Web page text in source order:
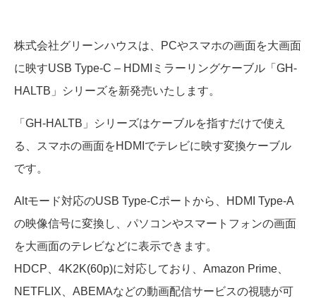
株式会社グリーンハウスは、PCやスマホの画面を大画面
に映すUSB Type-C – HDMIミラーリングケーブル 「GH-
HALTB」シリーズを新発売いたします。
「GH-HALTB」シリーズはケーブルを指すだけで使え
る、スマホの画面をHDMIでテレビに映す変換ケーブル
です。
Altモード対応のUSB Type-Cポートから、HDMI Type-A
の映像信号に変換し、 パソコンやスマートフォンの画面
を大画面のテレビなどに表示できます。
HDCP、4K2K(60p)に対応しており、Amazon Prime、
NETFLIX、ABEMAなどの動画配信サービスの視聴が可